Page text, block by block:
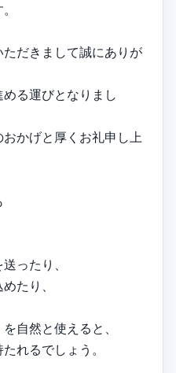
ただきまして誠にありが
める運びとなりまし
おかげと厚くお礼申し上
ったり、
たり、
自然と使えると、
れるでしょう。